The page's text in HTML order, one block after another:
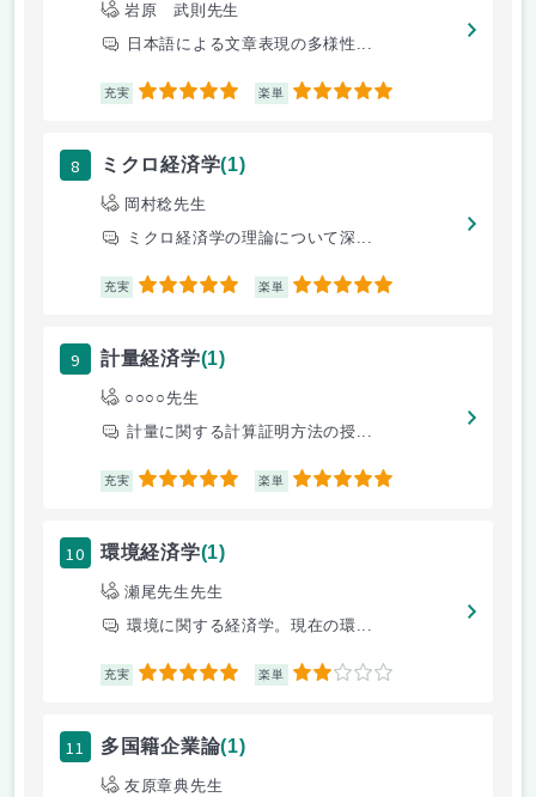
岩原 武則先生
日本語による文章表現の多様性...
充実 5 楽単 5
8 ミクロ経済学(1)
岡村稔先生
ミクロ経済学の理論について深...
充実 5 楽単 5
9 計量経済学(1)
○○○○先生
計量に関する計算証明方法の授...
充実 5 楽単 5
10 環境経済学(1)
瀬尾先生先生
環境に関する経済学。現在の環...
充実 5 楽単 2
11 多国籍企業論(1)
友原章典先生